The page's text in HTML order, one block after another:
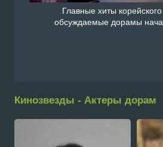
Главные хиты
обсуждаемые дорамы
Кинозвезды - Актеры дорам